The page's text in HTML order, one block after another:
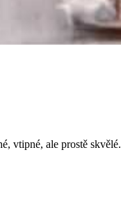
vtipné, ale prostě skvělé.